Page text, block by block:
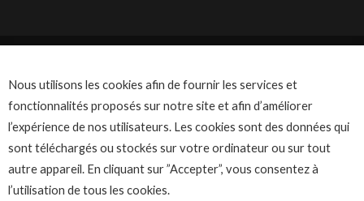
Nous utilisons les cookies afin de fournir les services et
fonctionnalités proposés sur notre site et afin d’améliorer
l’expérience de nos utilisateurs. Les cookies sont des données qui
sont téléchargés ou stockés sur votre ordinateur ou sur tout
autre appareil. En cliquant sur ”Accepter”, vous consentez à
l’utilisation de tous les cookies.